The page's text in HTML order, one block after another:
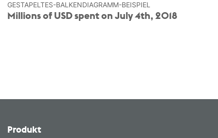
GESTAPELTES-BALKEN­DIAGRAMM-BEISPIEL
Millions of USD spent on July 4th, 2018
Produkt